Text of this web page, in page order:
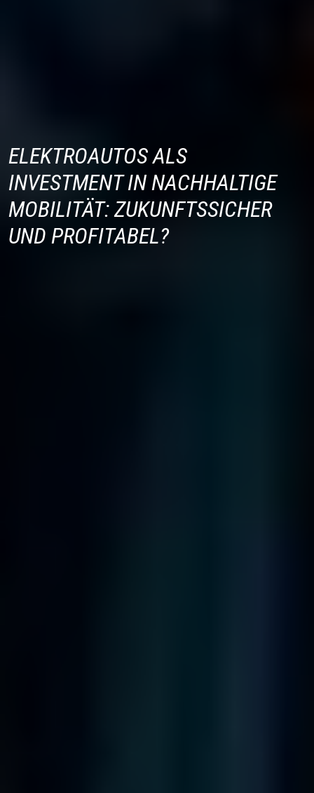
ELEKTROAUTOS ALS
INVESTMENT IN NACHHALTIGE
MOBILITÄT: ZUKUNFTSSICHER
UND PROFITABEL?